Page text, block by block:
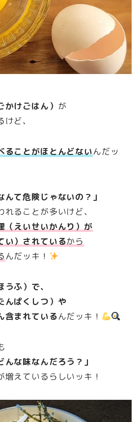
けごはん） が
ど、
ることがほとんどないんだッ
んて危険じゃないの？」
ることが多いけど、
（えいせいかんり）が
い）されているから
んだッキ！
ふ）で、
んぱくしつ）や
含まれているんだッキ！
んな味なんだろう？」
増えているらしいッキ！